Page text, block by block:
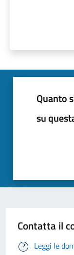
Quanto
su
Contatta il
Leggi le